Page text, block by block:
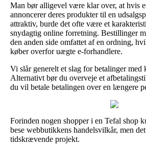
Man bør alligevel være klar over, at hvis
annoncerer deres produkter til en
attraktiv, burde det ofte være et
snydagtig online forretning. Bestillinger
den anden side omfattet af en ordning,
køber overfor uægte e-forhandlere.
Vi slår generelt et slag for betalinger med
Alternativt bør du overveje et
du vil betale betalingen over en længere
Forinden nogen shopper i en Tefal shop
bese webbutikkens handelsvilkår, men
tidskrævende projekt.